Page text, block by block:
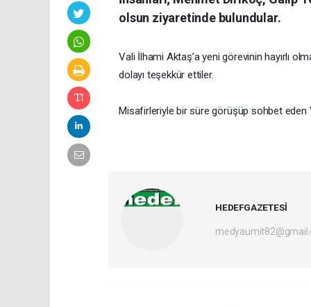
olsun ziyaretinde bulundular.
Vali İlhami Aktaş’a yeni görevinin hayırlı
dolayı teşekkür ettiler.
Misafirleriyle bir süre görüşüp sohbet
HEDEFGAZETESİ